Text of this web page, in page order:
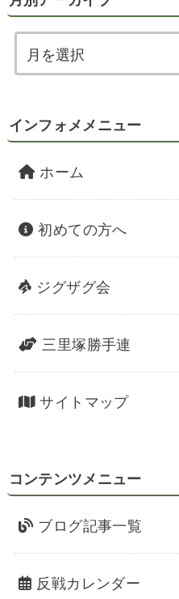
インフォメメニュー
ホーム
初めての方へ
ジグザグ会
三里塚勝手連
サイトマップ
コンテンツメニュー
ブログ記事一覧
反戦カレンダー